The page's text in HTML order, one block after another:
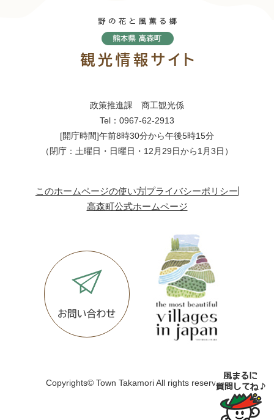
政策推進課 商工観光係
Tel：0967-62-2913
[開庁時間]午前8時30分から午後5時15分
（閉庁：土曜日・日曜日・12月29日から1月3日）
このホームページの使い方プライバシーポリシー
高森町公式ホームページ
Copyrights© Town Takamori All rights reserved.